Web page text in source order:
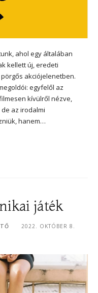
ahol egy általában
kellett új, eredeti
akciójelenetben.
egyfelől az
kívülről nézve,
az irodalmi
hanem…
játék
2022. OKTÓBER 8.